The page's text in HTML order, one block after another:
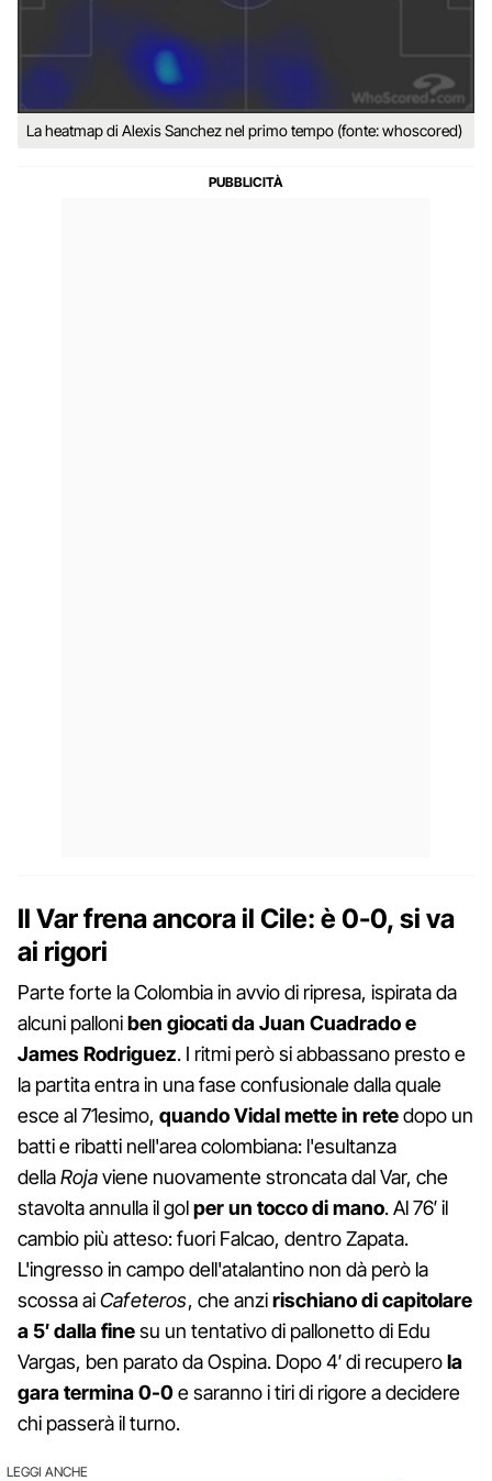
La heatmap di Alexis Sanchez nel primo tempo (fonte: whoscored)
Il Var frena ancora il Cile: è 0-0, si va
ai rigori
Parte forte la Colombia in avvio di ripresa, ispirata da
alcuni palloniben giocati da Juan Cuadrado e
James Rodriguez. I ritmi però si abbassano presto e
la partita entra in una fase confusionale dalla quale
esce al 71esimo, quando Vidal mette in retedopo un
batti e ribatti nell'area colombiana: l'esultanza
dellaRojaviene nuovamente stroncata dal Var, che
stavolta annulla il golper un tocco di mano. Al 76′ il
cambio più atteso: fuori Falcao, dentro Zapata.
L'ingresso in campo dell'atalantino non dà però la
scossa aiCafeteros, che anzirischiano di capitolare
a 5′ dalla finesu un tentativo di pallonetto di Edu
Vargas, ben parato da Ospina. Dopo 4′ di recuperola
gara termina 0-0e saranno i tiri di rigore a decidere
chi passerà il turno.
LEGGI ANCHE